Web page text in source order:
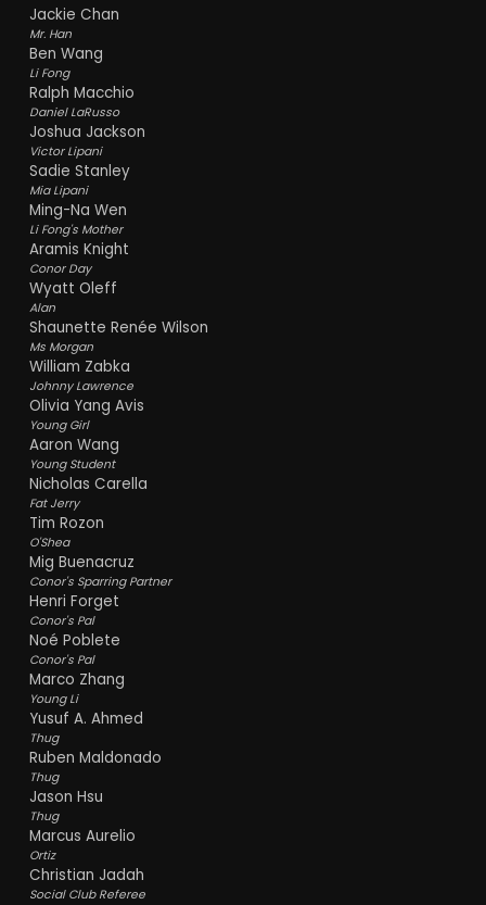
Jackie Chan
Mr. Han
Ben Wang
Li Fong
Ralph Macchio
Daniel LaRusso
Joshua Jackson
Victor Lipani
Sadie Stanley
Mia Lipani
Ming-Na Wen
Li Fong's Mother
Aramis Knight
Conor Day
Wyatt Oleff
Alan
Shaunette Renée Wilson
Ms Morgan
William Zabka
Johnny Lawrence
Olivia Yang Avis
Young Girl
Aaron Wang
Young Student
Nicholas Carella
Fat Jerry
Tim Rozon
O'Shea
Mig Buenacruz
Conor's Sparring Partner
Henri Forget
Conor's Pal
Noé Poblete
Conor's Pal
Marco Zhang
Young Li
Yusuf A. Ahmed
Thug
Ruben Maldonado
Thug
Jason Hsu
Thug
Marcus Aurelio
Ortiz
Christian Jadah
Social Club Referee